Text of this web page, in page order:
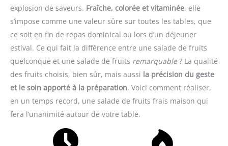
explosion de saveurs. Fraîche, colorée et vitaminée, elle
s’impose comme une valeur sûre sur toutes les tables, que
ce soit en fin de repas dominical ou lors d’un déjeuner
estival. Ce qui fait la différence entre une salade de fruits
quelconque et une salade de fruits remarquable? La qualité
des fruits choisis, bien sûr, mais aussi la précision du geste
et le soin apporté à la préparation. Voici comment réaliser,
en un temps record, une salade de fruits frais maison qui
fera l’unanimité autour de votre table.